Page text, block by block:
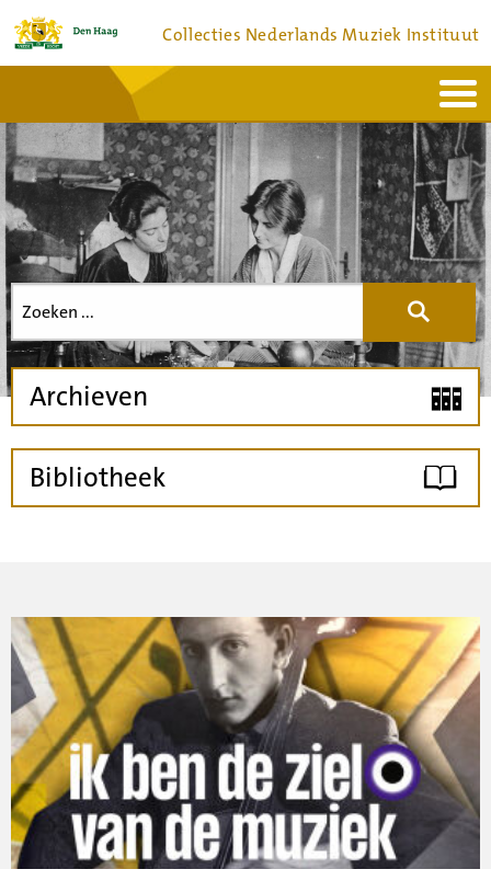
Collecties Nederlands Muziek Instituut
Home
Actueel
Bronnen en collecties
Dienstverlening
Bezoek
Over
Contact
Zoeken
in de
website
Archieven
Bibliotheek